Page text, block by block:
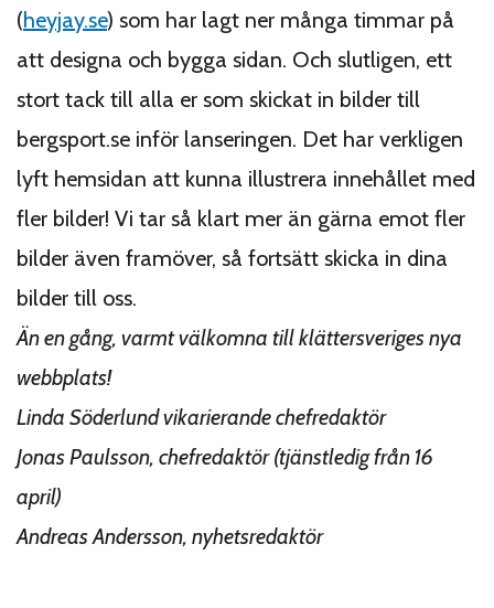
(heyjay.se) som har lagt ner många timmar på
att designa och bygga sidan. Och slutligen, ett
stort tack till alla er som skickat in bilder till
bergsport.se inför lanseringen. Det har verkligen
lyft hemsidan att kunna illustrera innehållet med
fler bilder! Vi tar så klart mer än gärna emot fler
bilder även framöver, så fortsätt skicka in dina
bilder till oss.
Än en gång, varmt välkomna till klättersveriges nya
webbplats!
Linda Söderlund vikarierande chefredaktör
Jonas Paulsson, chefredaktör (tjänstledig från 16
april)
Andreas Andersson, nyhetsredaktör